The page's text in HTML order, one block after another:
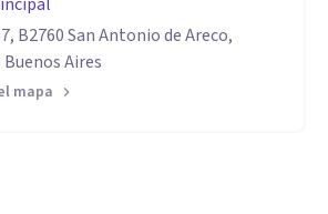
B2760 San Antonio de Areco,
Aires
mapa